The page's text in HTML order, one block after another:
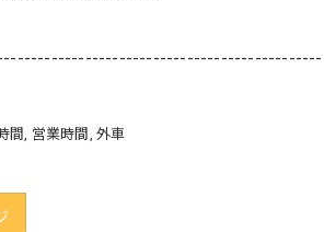
間 営業時間 外車